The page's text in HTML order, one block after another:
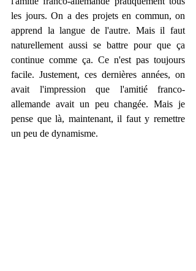
les jours. On a des projets en commun, on
apprend la langue de l'autre. Mais il faut
naturellement aussi se battre pour que ça
continue comme ça. Ce n'est pas toujours
facile. Justement, ces dernières années, on
avait l'impression que l'amitié franco-
allemande avait un peu changée. Mais je
pense que là, maintenant, il faut y remettre
un peu de dynamisme.